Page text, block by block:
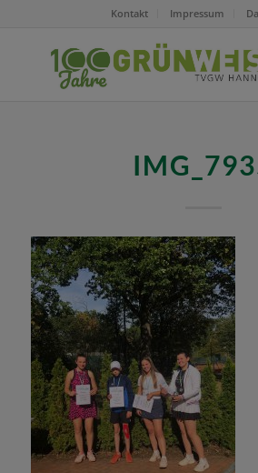
Kontakt Impressum